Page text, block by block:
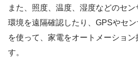
また、照度、温度、湿度などのセ
環境を遠隔確認したり、GPSやセ
を使って、家電をオートメーション
す。